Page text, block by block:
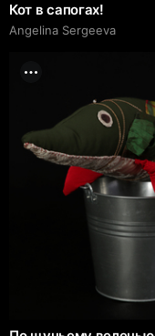
Кот в сапогах!
Angelina Sergeeva